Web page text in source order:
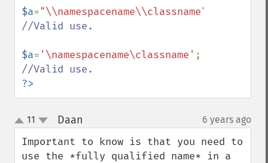
$a="\\namespacename\\classname"
//Valid use.
$a= '\namespacename\classname'
?>
up
down
11 Daan 6 years ago
Important to know is that you need to
use the *fully qualified name* in a